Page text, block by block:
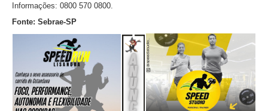
Informações: 0800 570 0800.
Fonte: Sebrae-SP